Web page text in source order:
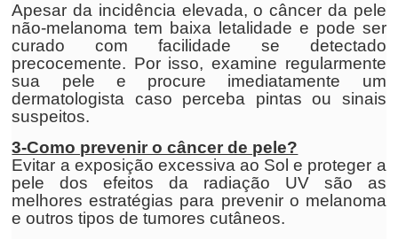
Apesar da incidência elevada, o câncer da pele
não-melanoma tem baixa letalidade e pode ser
curado com facilidade se detectado
precocemente. Por isso, examine regularmente
sua pele e procure imediatamente um
dermatologista caso perceba pintas ou sinais
suspeitos.
3-Como prevenir o câncer de pele?
Evitar a exposição excessiva ao Sol e proteger a
pele dos efeitos da radiação UV são as
melhores estratégias para prevenir o melanoma
e outros tipos de tumores cutâneos.